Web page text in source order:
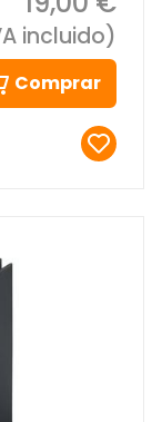
incluido)
Comprar